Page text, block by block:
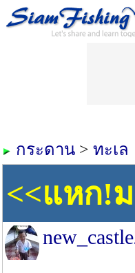
กระดาน > ทะเล
<<แหก!